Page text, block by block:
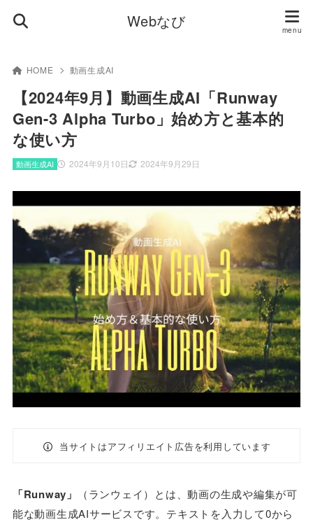
Webなび
HOME 動画生成AI
【2024年9月】動画生成AI「Runway
Gen-3 Alpha Turbo」始め方と基本的
な使い方
2024年9月10日 2024年9月29日
動画生成AI
当サイトはアフィリエイト広告を利用しています
「Runway」
（ランウェイ）とは、動画の生成や編集が可
能な動画生成AIサービスです。テキストを入力して0から